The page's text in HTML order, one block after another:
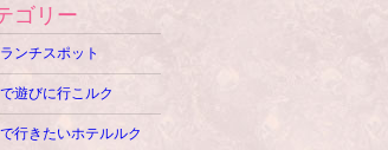
ゴリー
ンチスポット
遊びに行こルク
行きたいホテルルク